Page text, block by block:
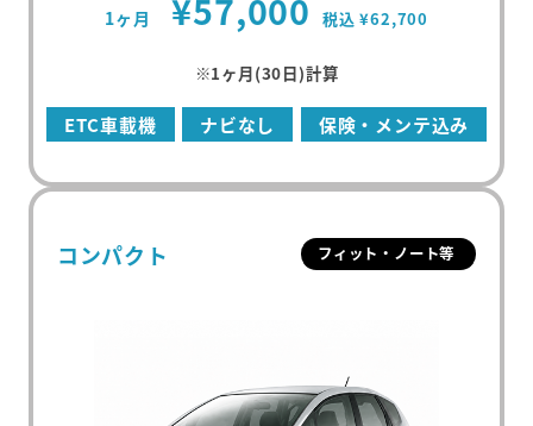
1ヶ月 ¥57,000 税込 ¥62,700
※1ヶ月(30日)計算
ETC車載機 ナビなし 保険・メンテ込み
コンパクト フィット・ノート等